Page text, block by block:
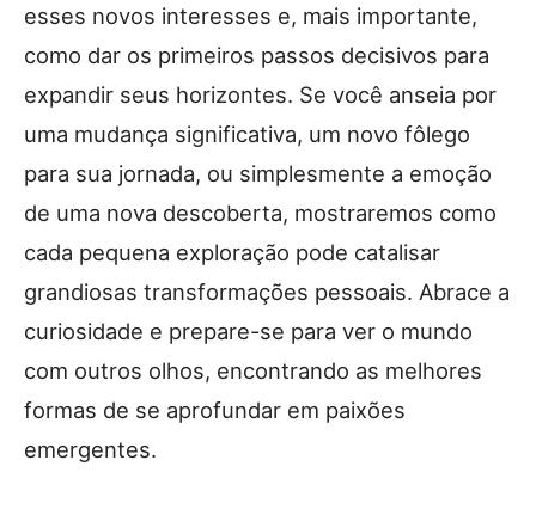
esses novos interesses e, mais importante,
como dar os primeiros passos decisivos para
expandir seus horizontes. Se você anseia por
uma mudança significativa, um novo fôlego
para sua jornada, ou simplesmente a emoção
de uma nova descoberta, mostraremos como
cada pequena exploração pode catalisar
grandiosas transformações pessoais. Abrace a
curiosidade e prepare-se para ver o mundo
com outros olhos, encontrando as melhores
formas de se aprofundar em paixões
emergentes.